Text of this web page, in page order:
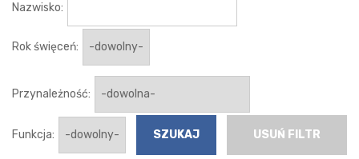
Nazwisko:
Rok święceń:
Przynależność:
Funkcja: USUŃ FILTR